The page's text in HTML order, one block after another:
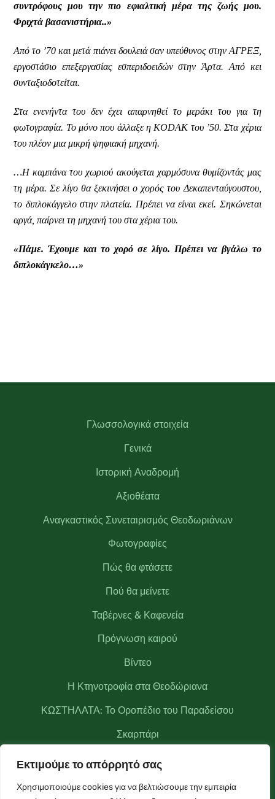
Εκτιμούμε το απόρρητό σας
Χρησιμοποιούμε cookies για να βελτιώσουμε την εμπειρία
συντρόφους μου την πιο εφιαλτική μέρα της ζωής μου.
Φριχτά βασανιστήρια..»
Από το ’70 και μετά πιάνει δουλειά σαν υπεύθυνος στην ΑΓΡΕΞ,
εργοστάσιο επεξεργασίας εσπεριδοειδών στην Άρτα. Από κει
συνταξιοδοτείται.
Στα ενενήντα του δεν έχει απαρνηθεί το μεράκι του για τη
φωτογραφία. Το μόνο που άλλαξε η KODAK του ’50. Στα χέρια
του πλέον μια μικρή ψηφιακή μηχανή.
…Η καμπάνα του χωριού ακούγεται χαρμόσυνα θυμίζοντάς μας
τη μέρα. Σε λίγο θα ξεκινήσει ο χορός του Δεκαπενταύγουστου,
το διπλοκάγγελο στην πλατεία. Πρέπει να είναι εκεί. Σηκώνεται
αργά, παίρνει τη μηχανή του στα χέρια του.
«Πάμε. Έχουμε και το χορό σε λίγο. Πρέπει να βγάλω το
διπλοκάγκελο…»
Γλωσσολογικά στοιχεία
Γενικά
Ιστορική Αναδρομή
Αξιοθέατα
Αναγκαστικός Συνεταιρισμός Θεοδωριάνων
Φωτογραφίες
Πώς θα φτάσετε
Πού θα μείνετε
Ταβέρνες & Καφενεία
Πρόγνωση καιρού
Βίντεο
Η Κτηνοτροφία στα Θεοδώριανα
ΚΩΣΤΗΛΑΤΑ: Το Οροπέδιο του Παραδείσου
Σκαρπάρι
Νερά! Νερά! Νερά!
Κριάκουρας